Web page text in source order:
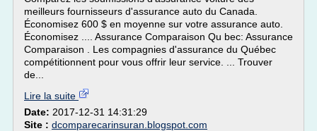
meilleurs fournisseurs d'assurance auto du Canada.
Économisez 600 $ en moyenne sur votre assurance auto.
Économisez .... Assurance Comparaison Qu bec: Assurance
Comparaison . Les compagnies d'assurance du Québec
compétitionnent pour vous offrir leur service. ... Trouver
de...
Lire la suite
Date: 2017-12-31 14:31:29
Site : dcomparecarinsuran.blogspot.com